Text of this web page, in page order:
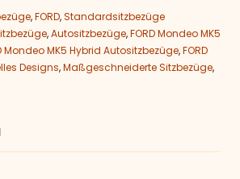
,FORD,Standardsitzbezüge
,Autositzbezüge,FORD Mondeo MK5
Mondeo MK5 Hybrid Autositzbezüge,FORD
Designs,Maßgeschneiderte Sitzbezüge,